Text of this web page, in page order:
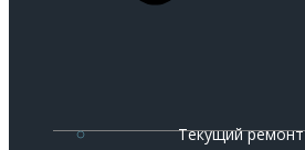
Текущий ремонт